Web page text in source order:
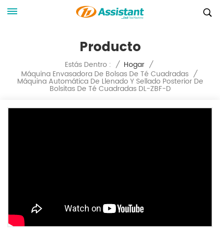
Producto
Estás Dentro : / Hogar /
Máquina Envasadora De Bolsas De Té Cuadradas /
Máquina Automática De Llenado Y Sellado Posterior De
Bolsitas De Té Cuadradas DL-ZBF-D